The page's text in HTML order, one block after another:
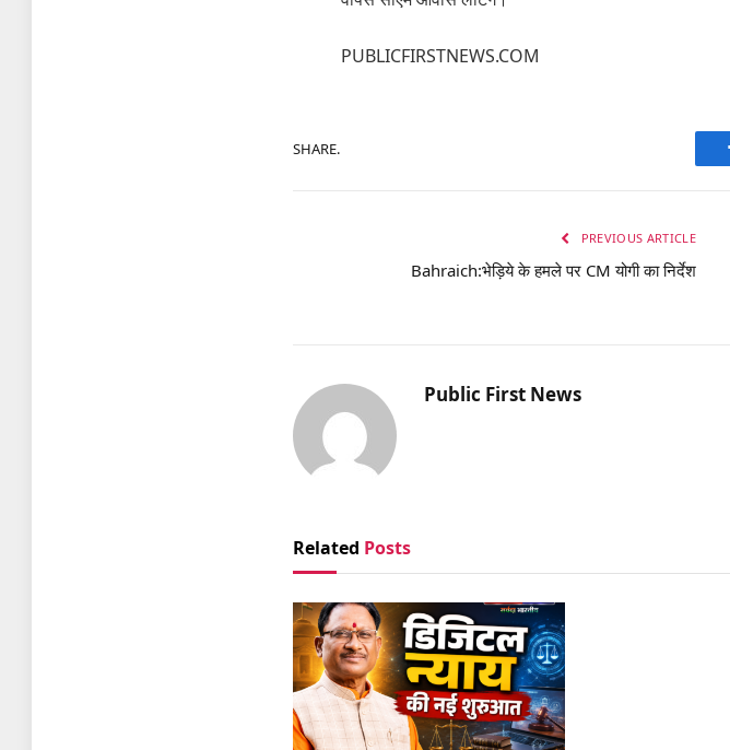
PUBLICFIRSTNEWS.COM
SHARE.
PREVIOUS ARTICLE
Bahraich:भेड़िये के हमले पर CM योगी का निर्देश
Public First News
Related Posts